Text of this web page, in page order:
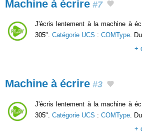
Machine à écrire #7
J'écris lentement à la machine à
305". Catégorie UCS : COMType.
+
Machine à écrire #3
J'écris lentement à la machine à
305". Catégorie UCS : COMType .
+